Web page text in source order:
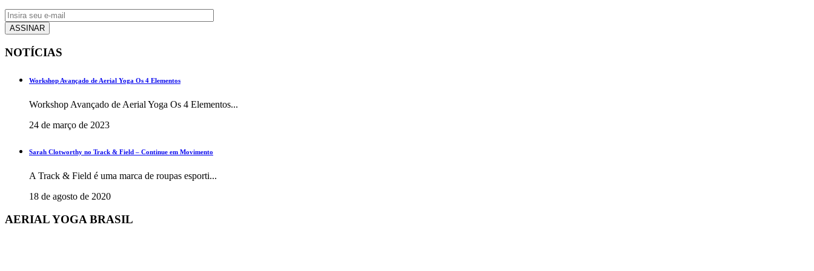
NOTÍCIAS
Workshop Avançado de Aerial Yoga Os 4 Elementos
Workshop Avançado de Aerial Yoga Os 4 Elementos...
24 de março de 2023
Sarah Clotworthy no Track & Field – Continue em Movimento
A Track & Field é uma marca de roupas esporti...
18 de agosto de 2020
AERIAL YOGA BRASIL